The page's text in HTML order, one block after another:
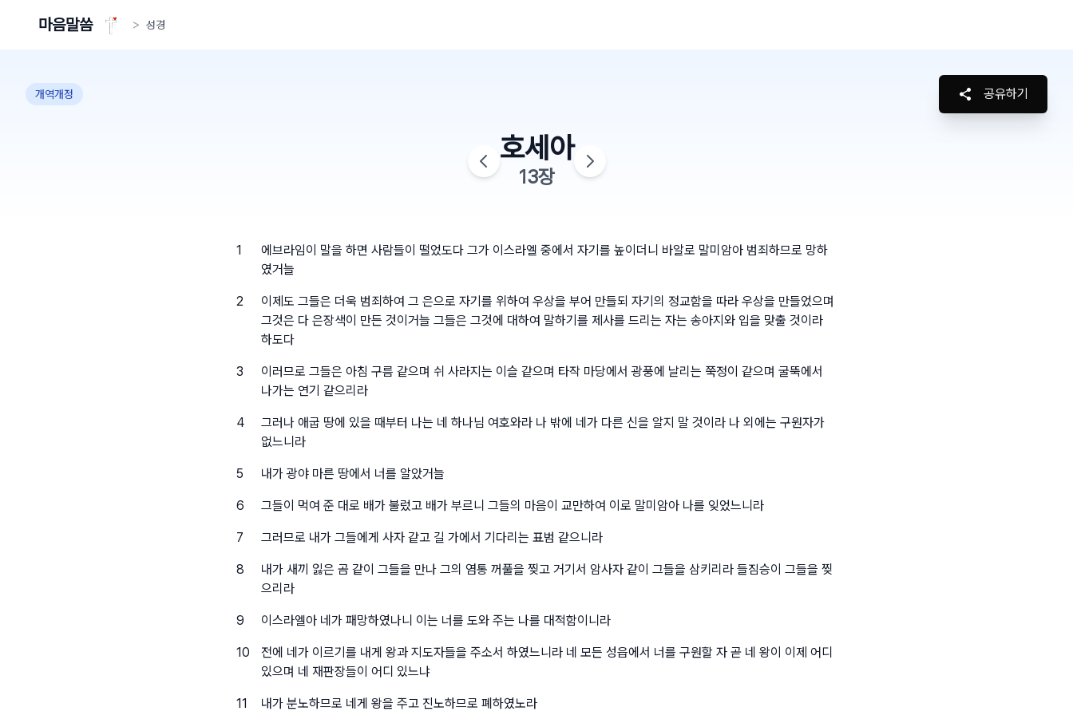
마음말씀 > 성경
개역개정 공유하기
호세아
13장
1
에브라임이 말을 하면 사람들이 떨었도다 그가 이스라엘 중에서 자기를 높이더니 바알로 말미암아 범죄하므로 망하
였거늘
2
이제도 그들은 더욱 범죄하여 그 은으로 자기를 위하여 우상을 부어 만들되 자기의 정교함을 따라 우상을 만들었으며
그것은 다 은장색이 만든 것이거늘 그들은 그것에 대하여 말하기를 제사를 드리는 자는 송아지와 입을 맞출 것이라
하도다
3
이러므로 그들은 아침 구름 같으며 쉬 사라지는 이슬 같으며 타작 마당에서 광풍에 날리는 쭉정이 같으며 굴뚝에서
나가는 연기 같으리라
4
그러나 애굽 땅에 있을 때부터 나는 네 하나님 여호와라 나 밖에 네가 다른 신을 알지 말 것이라 나 외에는 구원자가
없느니라
5 내가 광야 마른 땅에서 너를 알았거늘
6 그들이 먹여 준 대로 배가 불렀고 배가 부르니 그들의 마음이 교만하여 이로 말미암아 나를 잊었느니라
7 그러므로 내가 그들에게 사자 같고 길 가에서 기다리는 표범 같으니라
8
내가 새끼 잃은 곰 같이 그들을 만나 그의 염통 꺼풀을 찢고 거기서 암사자 같이 그들을 삼키리라 들짐승이 그들을 찢
으리라
9 이스라엘아 네가 패망하였나니 이는 너를 도와 주는 나를 대적함이니라
10
전에 네가 이르기를 내게 왕과 지도자들을 주소서 하였느니라 네 모든 성읍에서 너를 구원할 자 곧 네 왕이 이제 어디
있으며 네 재판장들이 어디 있느냐
11 내가 분노하므로 네게 왕을 주고 진노하므로 폐하였노라